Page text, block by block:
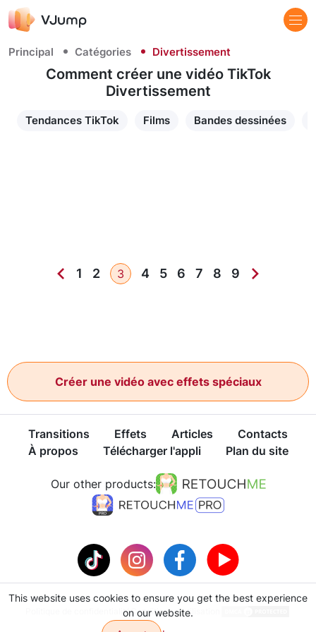
Principal Catégories Divertissement
Comment créer une vidéo TikTok
Divertissement
Tendances TikTok Films Bandes dessinées
1 2 3 4 5 6 7 8 9
Créer une vidéo avec effets spéciaux
Transitions Effets Articles
Contacts
À propos
Télécharger l'appli Plan du site
Politique de confidentialitéConditions d'utilisation
Our other products:
This website uses cookies to ensure you get the best experience
on our website.